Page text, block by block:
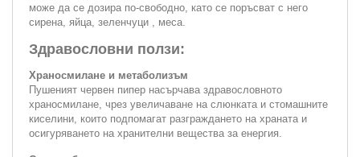
може да се дозира по-свободно, като се поръсват с него
сирена, яйца, зеленчуци , меса.
Здравословни ползи:
Храносмилане и метаболизъм
Пушеният червен пипер насърчава здравословното
храносмилане, чрез увеличаване на слюнката и стомашните
киселини, които подпомагат разграждането на храната и
осигуряването на хранителни вещества за енергия.